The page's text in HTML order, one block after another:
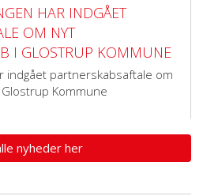
HAR INDGÅET
OM NYT
I GLOSTRUP KOMMUNE
indgået partnerskabsaftale om
Kommune
nyheder her